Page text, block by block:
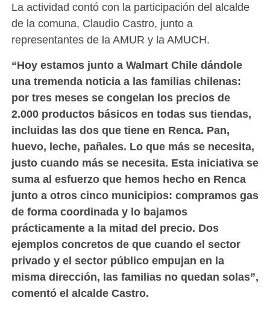
La actividad contó con la participación del alcalde
de la comuna, Claudio Castro, junto a
representantes de la AMUR y la AMUCH.
“Hoy estamos junto a Walmart Chile dándole
una tremenda noticia a las familias chilenas:
por tres meses se congelan los precios de
2.000 productos básicos en todas sus tiendas,
incluidas las dos que tiene en Renca. Pan,
huevo, leche, pañales. Lo que más se necesita,
justo cuando más se necesita. Esta iniciativa se
suma al esfuerzo que hemos hecho en Renca
junto a otros cinco municipios: compramos gas
de forma coordinada y lo bajamos
prácticamente a la mitad del precio. Dos
ejemplos concretos de que cuando el sector
privado y el sector público empujan en la
misma dirección, las familias no quedan solas”,
comentó el alcalde Castro.